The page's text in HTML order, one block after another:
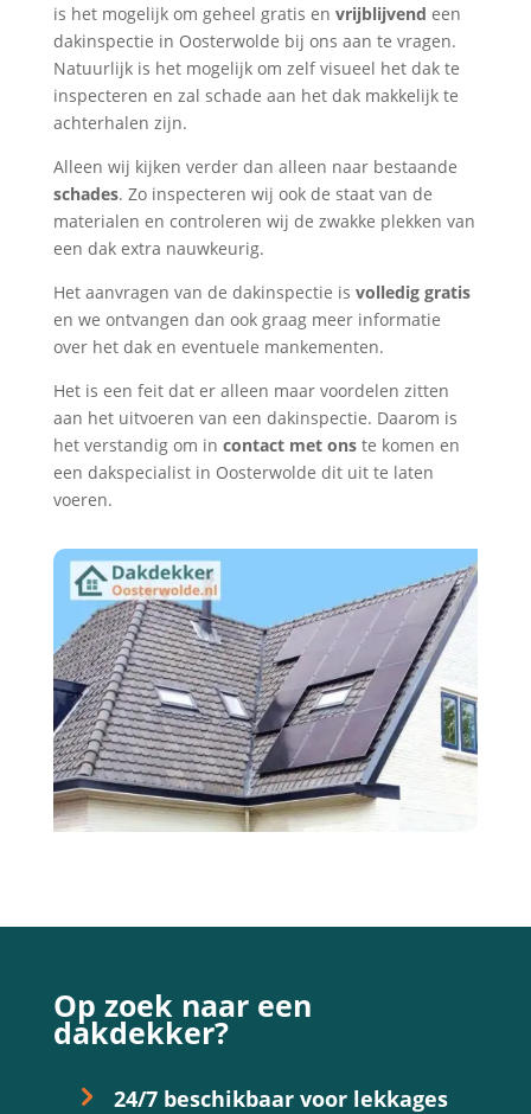
is het mogelijk om geheel gratis en vrijblijvend een
dakinspectie in Oosterwolde bij ons aan te vragen.
Natuurlijk is het mogelijk om zelf visueel het dak te
inspecteren en zal schade aan het dak makkelijk te
achterhalen zijn.
Alleen wij kijken verder dan alleen naar bestaande
schades. Zo inspecteren wij ook de staat van de
materialen en controleren wij de zwakke plekken van
een dak extra nauwkeurig.
Het aanvragen van de dakinspectie is volledig gratis
en we ontvangen dan ook graag meer informatie
over het dak en eventuele mankementen.
Het is een feit dat er alleen maar voordelen zitten
aan het uitvoeren van een dakinspectie. Daarom is
het verstandig om in contact met onste komen en
een dakspecialist in Oosterwolde dit uit te laten
voeren.
Op zoek naar een
dakdekker?
24/7 beschikbaar voor lekkages